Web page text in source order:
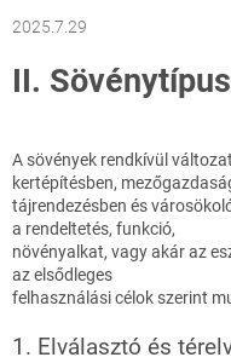
2025.7.29
II.
A sövények rendkívül
kertépítésben,
tájrendezésben és
a rendeltetés, funkció,
növényalkat, vagy akár az
az elsődleges
felhasználási célok szerint
1. Elválasztó és